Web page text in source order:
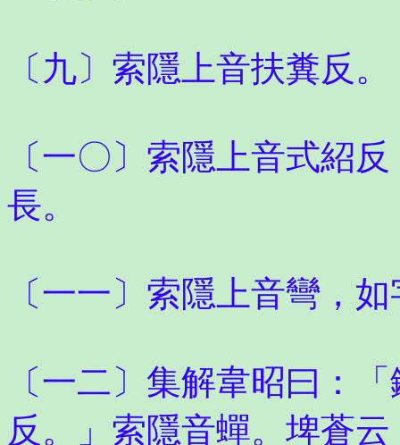
〔九〕索隱上音扶糞反。
〔一〇〕索隱上音式紹
長。
〔一一〕索隱上音彎，
〔一二〕集解韋昭曰：
反。」索隱音蟬。埤蒼